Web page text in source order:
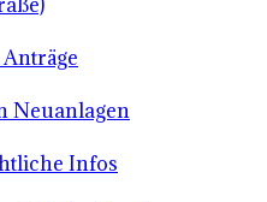
Neuanlagen
Infos